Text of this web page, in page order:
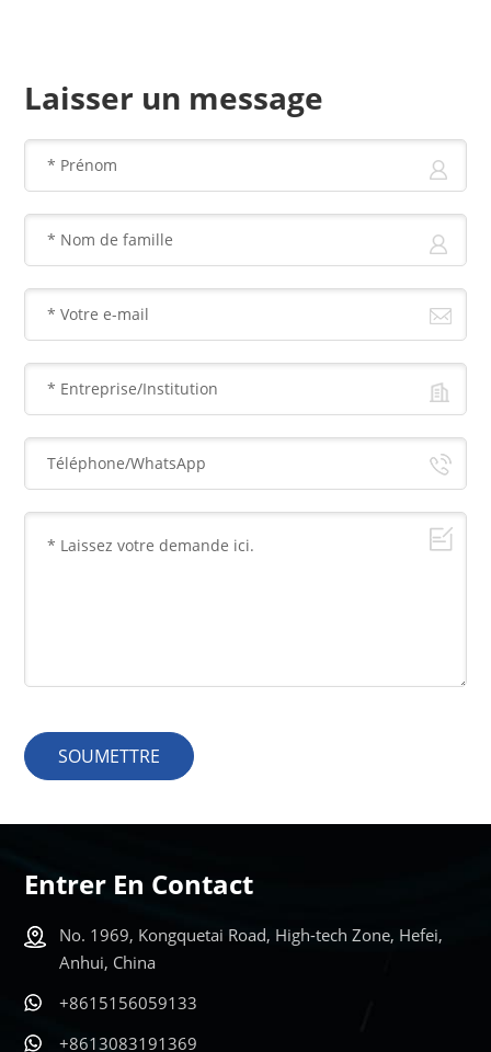
Laisser un message
SOUMETTRE
Entrer En Contact
No. 1969, Kongquetai Road, High-tech Zone, Hefei,
Anhui, China
+8615156059133
+8613083191369